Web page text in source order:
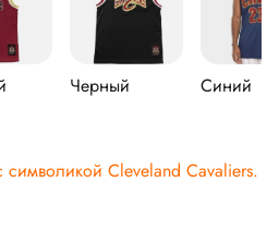
Черный Синий
символикой Cleveland Cavaliers.